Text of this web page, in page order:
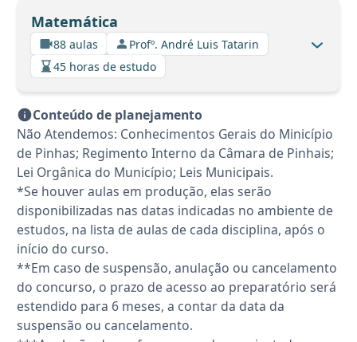
Matemática
88 aulas
Profº. André Luis Tatarin
45 horas de estudo
Conteúdo de planejamento
Não Atendemos: Conhecimentos Gerais do Minicípio
de Pinhas; Regimento Interno da Câmara de Pinhais;
Lei Orgânica do Município; Leis Municipais.
*Se houver aulas em produção, elas serão
disponibilizadas nas datas indicadas no ambiente de
estudos, na lista de aulas de cada disciplina, após o
início do curso.
**Em caso de suspensão, anulação ou cancelamento
do concurso, o prazo de acesso ao preparatório será
estendido para 6 meses, a contar da data da
suspensão ou cancelamento.